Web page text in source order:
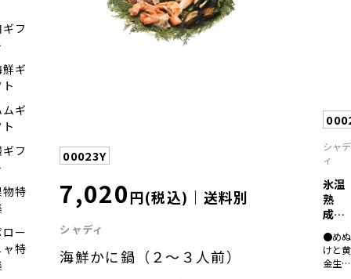
フ
ギ
ギ
フ
物特
ー
ャ特
00023Y
7,020円(税込)｜送料別
シャディ
海鮮かに鍋（２～３人前）
２、さ
ばの味
噌煮・
ぶりの
照焼き
９０ｇ
×各２
シャデ
ィ
氷温
熟
成
煮
魚・
焼...
●めぬ
けと黄
金生姜